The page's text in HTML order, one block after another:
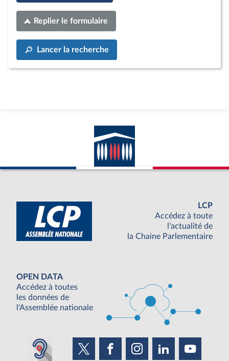
Replier le formulaire
Lancer la recherche
LCP
Accédez à toute
l'actualité de
la Chaine Parlementaire
OPEN DATA
Accédez à toutes
les données de
l'Assemblée nationale